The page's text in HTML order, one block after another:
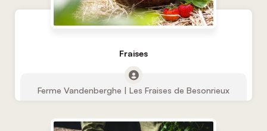
Fraises
Ferme Vandenberghe | Les Fraises de Besonrieux